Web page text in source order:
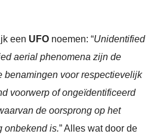
een UFO noemen: “Unidentified
aerial phenomena zijn de
benamingen voor respectievelijk
voorwerp of ongeïdentificeerd
de oorsprong op het
onbekend is.” Alles wat door de